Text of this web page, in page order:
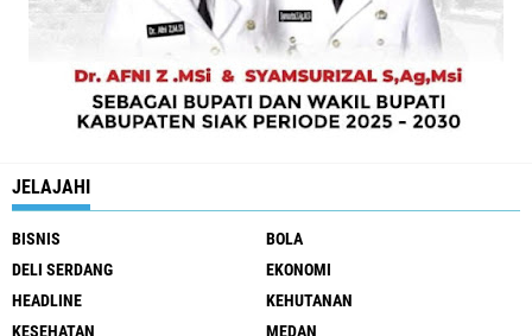
JELAJAHI
BISNIS
BOLA
DELI SERDANG
EKONOMI
HEADLINE
KEHUTANAN
KESEHATAN
MEDAN